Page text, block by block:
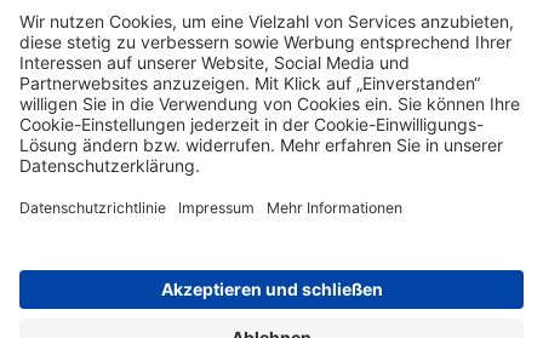
Impressum Datenschutz Barrierefreiheit